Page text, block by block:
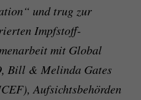
und trug zur
Impfstoff-
mit Global
Bill & Melinda Gates
Aufsichtsbehörden